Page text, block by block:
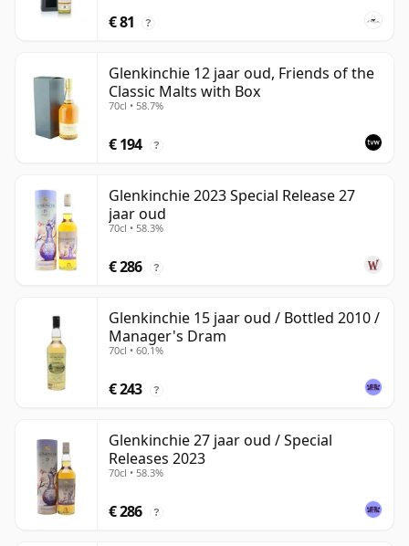
€ 81 ?
Glenkinchie 12 jaar oud, Friends of the
Classic Malts with Box
70cl • 58.7%
€ 194 ?
Glenkinchie 2023 Special Release 27
jaar oud
70cl • 58.3%
€ 286 ?
Glenkinchie 15 jaar oud / Bottled 2010 /
Manager's Dram
70cl • 60.1%
€ 243 ?
Glenkinchie 27 jaar oud / Special
Releases 2023
70cl • 58.3%
€ 286 ?